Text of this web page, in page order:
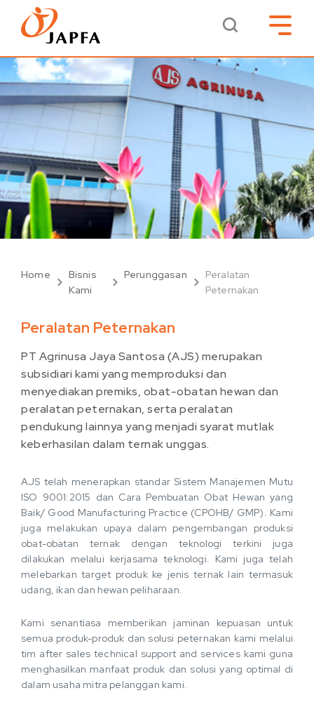
Home
Bisnis
Kami
Perunggasan
Peralatan
Peternakan
Peralatan Peternakan
PT Agrinusa Jaya Santosa (AJS) merupakan
subsidiari kami yang memproduksi dan
menyediakan premiks, obat-obatan hewan dan
peralatan peternakan, serta peralatan
pendukung lainnya yang menjadi syarat mutlak
keberhasilan dalam ternak unggas.
AJS telah menerapkan standar Sistem Manajemen Mutu
ISO 9001:2015 dan Cara Pembuatan Obat Hewan yang
Baik/ Good Manufacturing Practice (CPOHB/ GMP). Kami
juga melakukan upaya dalam pengembangan produksi
obat-obatan ternak dengan teknologi terkini juga
dilakukan melalui kerjasama teknologi. Kami juga telah
melebarkan target produk ke jenis ternak lain termasuk
udang, ikan dan hewan peliharaan.
Kami senantiasa memberikan jaminan kepuasan untuk
semua produk-produk dan solusi peternakan kami melalui
tim after sales technical support and services kami guna
menghasilkan manfaat produk dan solusi yang optimal di
dalam usaha mitra pelanggan kami.